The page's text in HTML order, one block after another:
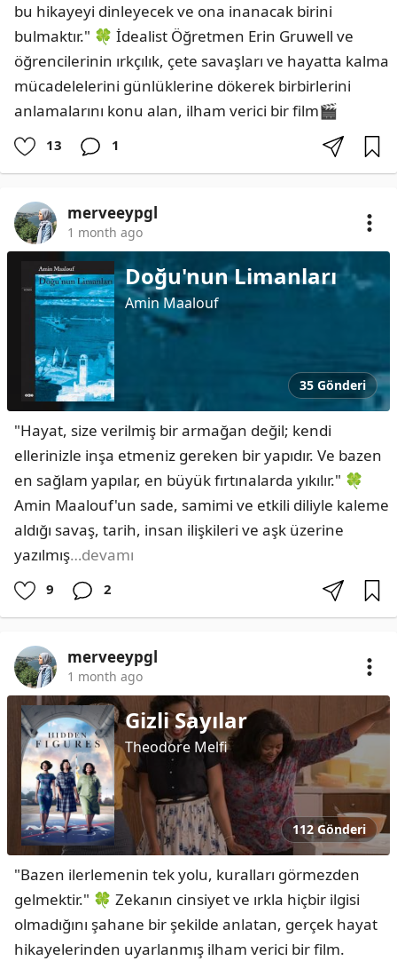
bu hikayeyi dinleyecek ve ona inanacak birini
bulmaktır." 🍀 İdealist Öğretmen Erin Gruwell ve
öğrencilerinin ırkçılık, çete savaşları ve hayatta kalma
mücadelelerini günlüklerine dökerek birbirlerini
anlamalarını konu alan, ilham verici bir film🎬
13 1
merveeypgl
1 month ago
Doğu'nun Limanları
Amin Maalouf
35 Gönderi
​"Hayat, size verilmiş bir armağan değil; kendi
ellerinizle inşa etmeniz gereken bir yapıdır. Ve bazen
en sağlam yapılar, en büyük fırtınalarda yıkılır." 🍀
Amin Maalouf'un sade, samimi ve etkili diliyle kaleme
aldığı savaş, tarih, insan ilişkileri ve aşk üzerine
yazılmış…devamı
9 2
merveeypgl
1 month ago
Gizli Sayılar
Theodore Melfi
112 Gönderi
"Bazen ilerlemenin tek yolu, kuralları görmezden
gelmektir." 🍀 Zekanın cinsiyet ve ırkla hiçbir ilgisi
olmadığını şahane bir şekilde anlatan, gerçek hayat
hikayelerinden uyarlanmış ilham verici bir film.